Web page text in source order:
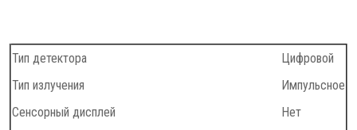
Тип детектора
Цифровой
Тип излучения
Импульсное
Сенсорный дисплей
Нет